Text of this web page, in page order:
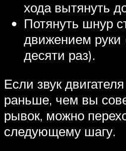
хода вытянуть
Потянуть шнур
движением руки
десяти раз).
Если звук
раньше, чем вы
рывок, можно
следующему шагу.